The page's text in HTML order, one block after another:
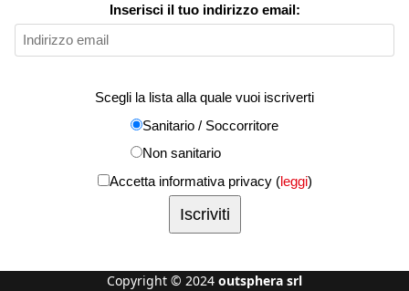
Inserisci il tuo indirizzo email:
Scegli la lista alla quale vuoi iscriverti
Sanitario / Soccorritore
Non sanitario
Accetta informativa privacy (leggi)
Copyright © 2024 outsphera srl